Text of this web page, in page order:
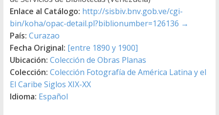
Enlace al Catálogo: http://sisbiv.bnv.gob.ve/cgi-
bin/koha/opac-detail.pl?biblionumber=126136 →
País: Curazao
Fecha Original: [entre 1890 y 1900]
Ubicación: Colección de Obras Planas
Colección: Colección Fotografía de América Latina y el
El Caribe Siglos XIX-XX
Idioma: Español